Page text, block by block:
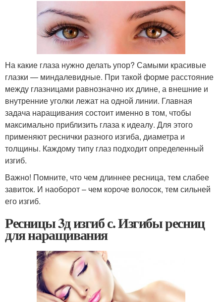
На какие глаза нужно делать упор? Самыми красивые
глазки — миндалевидные. При такой форме расстояние
между глазницами равнозначно их длине, а внешние и
внутренние уголки лежат на одной линии. Главная
задача наращивания состоит именно в том, чтобы
максимально приблизить глаза к идеалу. Для этого
применяют реснички разного изгиба, диаметра и
толщины. Каждому типу глаз подходит определенный
изгиб.
Важно! Помните, что чем длиннее ресница, тем слабее
завиток. И наоборот – чем короче волосок, тем сильней
его изгиб.
Ресницы 3д изгиб с. Изгибы ресниц
для наращивания